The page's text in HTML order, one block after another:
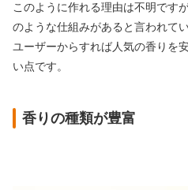
このように作れる理由は不明です
のような仕組みがあると言われて
ユーザーからすれば人気の香りを
い点です。
香りの種類が豊富